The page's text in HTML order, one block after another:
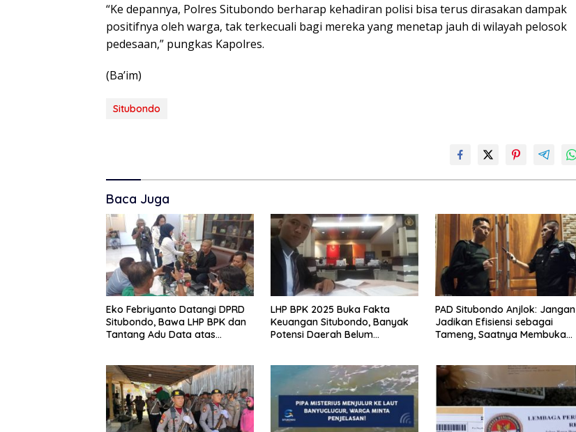
“Ke depannya, Polres Situbondo berharap kehadiran polisi bisa terus dirasakan dampak
positifnya oleh warga, tak terkecuali bagi mereka yang menetap jauh di wilayah pelosok
pedesaan,” pungkas Kapolres.
(Ba’im)
Situbondo
Baca Juga
Eko Febriyanto Datangi DPRD
Situbondo, Bawa LHP BPK dan
Tantang Adu Data atas
LHP BPK 2025 Buka Fakta
Keuangan Situbondo, Banyak
Potensi Daerah Belum
PAD Situbondo Anjlok: Jangan
Jadikan Efisiensi sebagai
Tameng, Saatnya Membuka